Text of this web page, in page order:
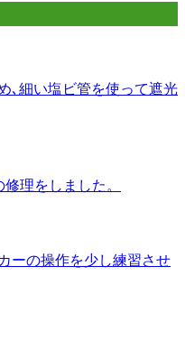
､細い塩ビ管を使って遮光
理をしました。
ーの操作を少し練習させ